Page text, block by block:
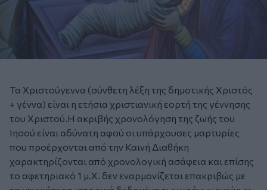
Τα Χριστούγεννα (σύνθετη λέξη της δημοτικής Χριστός
+ γέννα) είναι η ετήσια χριστιανική εορτή της γέννησης
του Χριστού.Η ακριβής χρονολόγηση της ζωής του
Ιησού είναι αδύνατη αφού οι υπάρχουσες μαρτυρίες
που προέρχονται από την Καινή Διαθήκη
χαρακτηρίζονται από χρονολογική ασάφεια και επίσης
το αφετηριακό 1 μ.Χ. δεν εναρμονίζεται επακριβώς με